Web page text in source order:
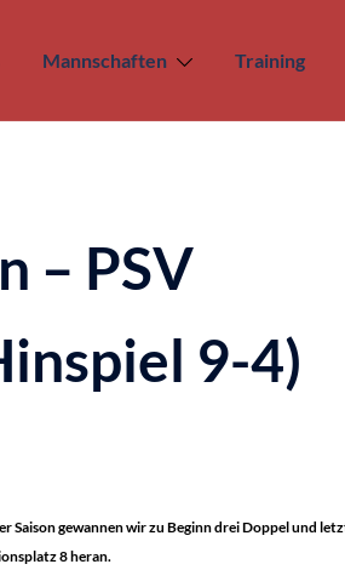
Mannschaften Training
– PSV
9-4)
Saison gewannen wir zu Beginn drei Doppel und
8 heran.